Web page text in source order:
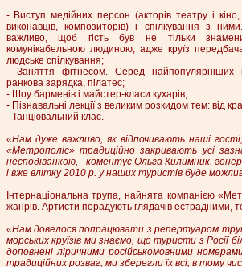
- Виступ медійних персон (акторів театру і кіно,
виконавців, композиторів) і спілкування з
важливо, щоб гість був не тільки
комунікабельною людиною, адже круїз
людське спілкування;
- Заняття фітнесом. Серед найпопулярніших
ранкова зарядка, пілатес;
- Шоу барменів і майстер-класи кухарів;
- Пізнавальні лекції з великим розкидом тем: від
- Танцювальний клас.
«Нам дуже важливо, як відпочивають наші
«Метрополіс» традиційно закривають усі
несподіванкою, - коментує Ольга Килимник,
і вже влітку 2010 р. у наших туристів буде
Інтернаціональна трупа, найнята компанією
жанрів. Артисти порадують глядачів
«Нам довелося попрацювати з репертуаром
морських круїзів ми знаємо, що туристи з Росії
доповнені ліричними російськомовними
традиційних розваг, ми зберегли їх всі, в тому